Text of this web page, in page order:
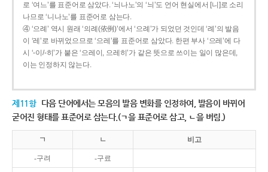
로 ‘여느’를 표준어로 삼았다. ‘늬나노’의 ‘늬’도 언어 현실에서 [니]로 소리
나므로 ‘니나노’를 표준어로 삼는다.
④ ‘으례’ 역시 원래 ‘의례(依例)’에서 ‘으례’가 되었던 것인데 ‘례’의 발음
이 ‘레’로 바뀌었으므로 ‘으레’를 표준어로 삼았다. 한편 부사 ‘으레’에 다
시 ‘-이/-히’가 붙은 ‘으레이, 으레히’가 같은 뜻으로 쓰이는 일이 많은데,
이는 인정하지 않는다.
제11항 다음 단어에서는 모음의 발음 변화를 인정하여, 발음이 바뀌어
굳어진 형태를 표준어로 삼는다.(ㄱ을 표준어로 삼고, ㄴ을 버림.)
ㄱ ㄴ 비고
-구려 -구료